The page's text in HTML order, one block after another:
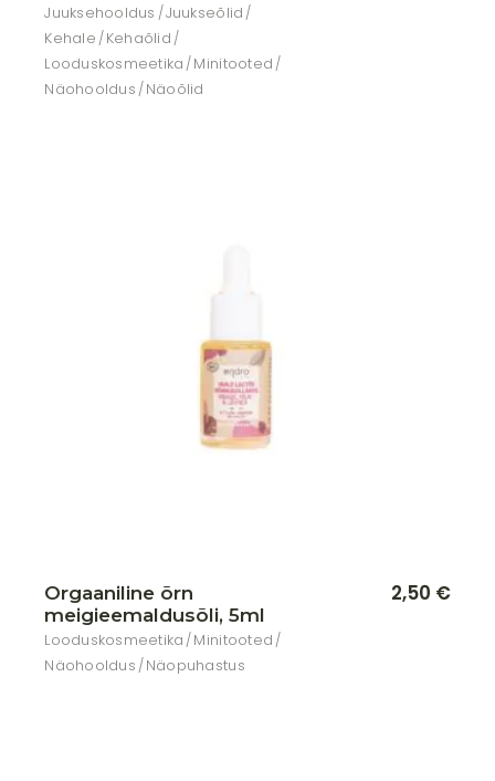
Juuksehooldus Juukseõlid
Kehale Kehaõlid
Looduskosmeetika Minitooted
Näohooldus Näoõlid
Orgaaniline õrn
meigieemaldusõli, 5ml
Looduskosmeetika Minitooted
Näohooldus Näopuhastus
2,50 €